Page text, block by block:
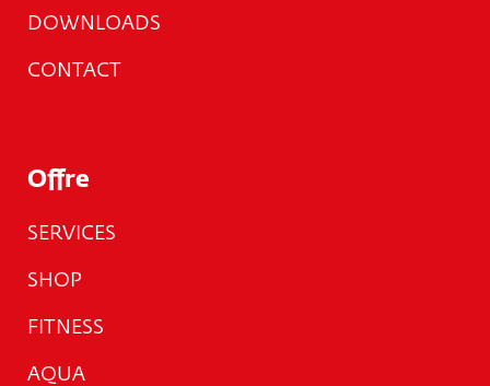
DOWNLOADS
CONTACT
Offre
SERVICES
SHOP
FITNESS
AQUA